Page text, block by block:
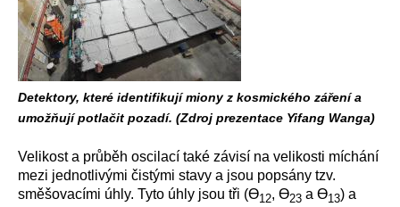
Detektory, které identifikují miony z kosmického záření a
umožňují potlačit pozadí. (Zdroj prezentace Yifang Wanga)
Velikost a průběh oscilací také závisí na velikosti míchání
mezi jednotlivými čistými stavy a jsou popsány tzv.
směšovacími úhly. Tyto úhly jsou tři (Ɵ12, Ɵ23 a Ɵ13) a